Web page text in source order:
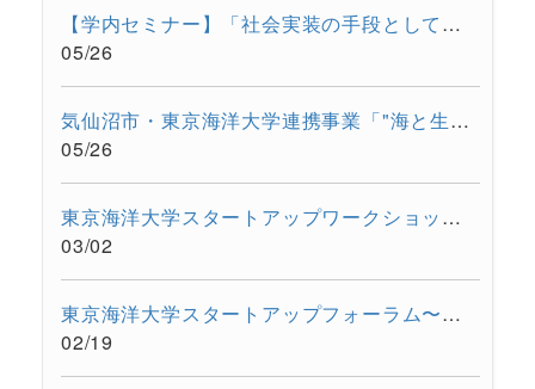
【学内セミナー】「社会実装の手段としての大学発スタートアップ...
05/26
気仙沼市・東京海洋大学連携事業「"海と生きる"連続水産セミナー...
05/26
東京海洋大学スタートアップワークショップを開催しました。
03/02
東京海洋大学スタートアップフォーラム〜東京都大学発スタートア...
02/19